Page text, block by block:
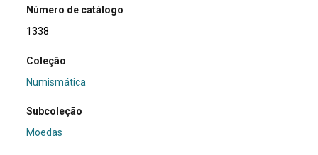
Número de catálogo
1338
Coleção
Numismática
Subcoleção
Moedas